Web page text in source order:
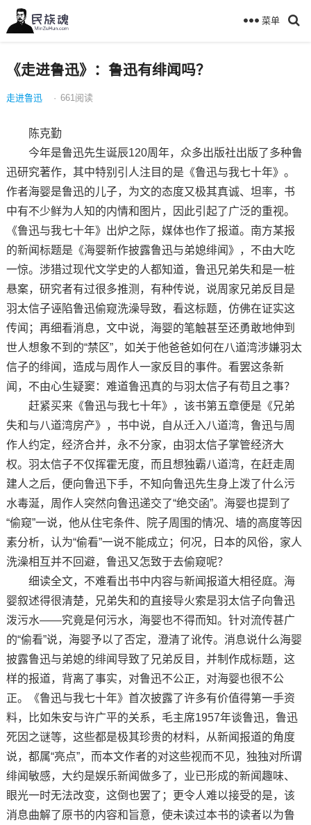
菜单
《走进鲁迅》：鲁迅有绯闻吗？
走进鲁迅 · 661 阅读
陈克勤
今年是鲁迅先生诞辰120周年，众多出版社出版了多种鲁
迅研究著作，其中特别引人注目的是《鲁迅与我七十年》。
作者海婴是鲁迅的儿子，为文的态度又极其真诚、坦率，书
中有不少鲜为人知的内情和图片，因此引起了广泛的重视。
《鲁迅与我七十年》出炉之际，媒体也作了报道。南方某报
的新闻标题是《海婴新作披露鲁迅与弟媳绯闻》，不由大吃
一惊。涉猎过现代文学史的人都知道，鲁迅兄弟失和是一桩
悬案，研究者有过很多推测，有种传说，说周家兄弟反目是
羽太信子诬陷鲁迅偷窥洗澡导致，看这标题，仿佛在证实这
传闻；再细看消息，文中说，海婴的笔触甚至还勇敢地伸到
世人想象不到的“禁区”，如关于他爸爸如何在八道湾涉嫌羽太
信子的绯闻，造成与周作人一家反目的事件。看罢这条新
闻，不由心生疑窦：难道鲁迅真的与羽太信子有苟且之事？
赶紧买来《鲁迅与我七十年》，该书第五章便是《兄弟
失和与八道湾房产》，书中说，自从迁入八道湾，鲁迅与周
作人约定，经济合并，永不分家，由羽太信子掌管经济大
权。羽太信子不仅挥霍无度，而且想独霸八道湾，在赶走周
建人之后，便向鲁迅下手，不知向鲁迅先生身上泼了什么污
水毒涎，周作人突然向鲁迅递交了“绝交函”。海婴也提到了
“偷窥”一说，他从住宅条件、院子周围的情况、墙的高度等因
素分析，认为“偷看”一说不能成立；何况，日本的风俗，家人
洗澡相互并不回避，鲁迅又怎致于去偷窥呢？
细读全文，不难看出书中内容与新闻报道大相径庭。海
婴叙述得很清楚，兄弟失和的直接导火索是羽太信子向鲁迅
泼污水——究竟是何污水，海婴也不得而知。针对流传甚广
的“偷看”说，海婴予以了否定，澄清了讹传。消息说什么海婴
披露鲁迅与弟媳的绯闻导致了兄弟反目，并制作成标题，这
样的报道，背离了事实，对鲁迅不公正，对海婴也很不公
正。《鲁迅与我七十年》首次披露了许多有价值得第一手资
料，比如朱安与许广平的关系，毛主席1957年谈鲁迅，鲁迅
死因之谜等，这些都是极其珍贵的材料，从新闻报道的角度
说，都属“亮点”，而本文作者的对这些视而不见，独独对所谓
绯闻敏感，大约是娱乐新闻做多了，业已形成的新闻趣味、
眼光一时无法改变，这倒也罢了；更令人难以接受的是，该
消息曲解了原书的内容和旨意，使未读过本书的读者以为鲁